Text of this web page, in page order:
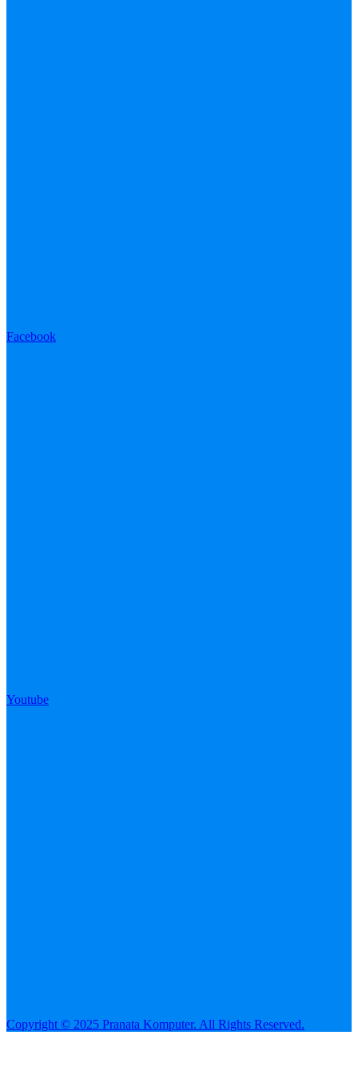
Facebook
Youtube
Copyright © 2025 Pranata Komputer. All Rights Reserved.